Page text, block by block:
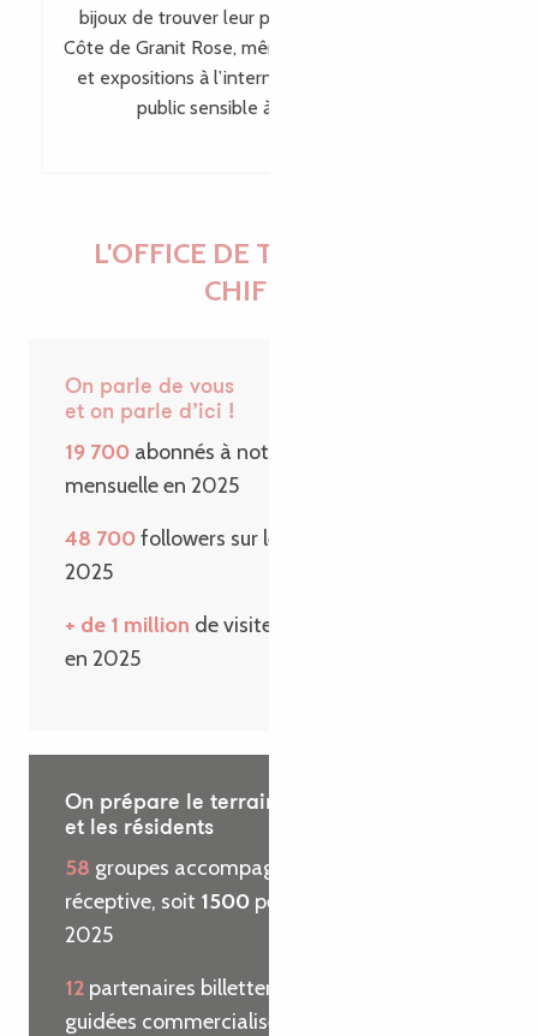
bijoux de trouver leur place bien au-delà de la
Côte de Granit Rose, même en dehors des salons
et expositions à l’international, en touchant un
public sensible à leur singularité.
L'OFFICE DE TOURISME EN
CHIFFRES
On parle de vous
et on parle d’ici !
19 700 abonnés à notre Newsletter
mensuelle en 2025
48 700followers sur les réseaux sociaux en
2025
+ de 1 million de visiteurs sur le site internet
en 2025
On prépare le terrain pour les visiteurs
et les résidents
58 groupes accompagnés par l’agence
réceptive, soit 1500 personnes reçues en
2025
12 partenaires billetterie et
guidées commercialisées pour le compte